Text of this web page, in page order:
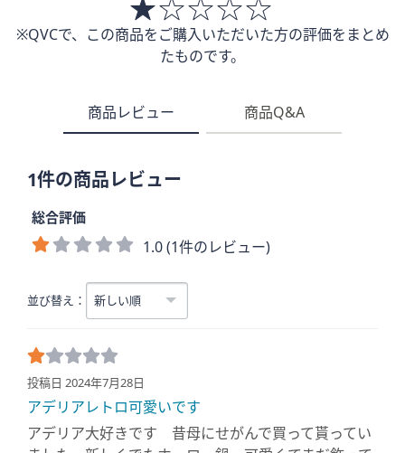
※QVCで、この商品をご購入いただいた方の評価をまとめ
たものです。
商品レビュー 商品Q&A
1件の商品レビュー
総合評価
1.0 (1件のレビュー)
並び替え：
投稿日 2024年7月28日
アデリアレトロ可愛いです
アデリア大好きです 昔母にせがんで買って貰ってい